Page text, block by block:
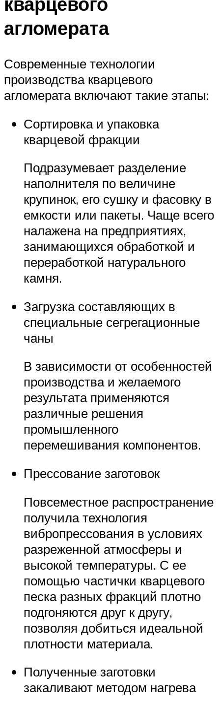
агломерата
Современные технологии
производства кварцевого
агломерата включают такие этапы:
Сортировка и упаковка
кварцевой фракции
Подразумевает разделение
наполнителя по величине
крупинок, его сушку и фасовку в
емкости или пакеты. Чаще всего
налажена на предприятиях,
занимающихся обработкой и
переработкой натурального
камня.
Загрузка составляющих в
специальные сегрегационные
чаны
В зависимости от особенностей
производства и желаемого
результата применяются
различные решения
промышленного
перемешивания компонентов.
Прессование заготовок
Повсеместное распространение
получила технология
вибропрессования в условиях
разреженной атмосферы и
высокой температуры. С ее
помощью частички кварцевого
песка разных фракций плотно
подгоняются друг к другу,
позволяя добиться идеальной
плотности материала.
Полученные заготовки
закаливают методом нагрева